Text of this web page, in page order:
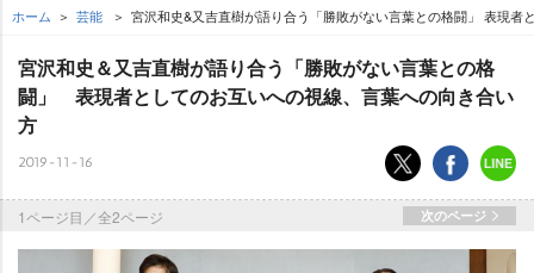
ホーム 芸能 宮沢和史&又吉直樹が語り合う「勝敗がない言葉との格闘」 表現者
宮沢和史＆又吉直樹が語り合う「勝敗がない言葉との格
闘」 表現者としてのお互いへの視線、言葉への向き合い
方
2019-11-16
1ページ目／全2ページ 次のページ